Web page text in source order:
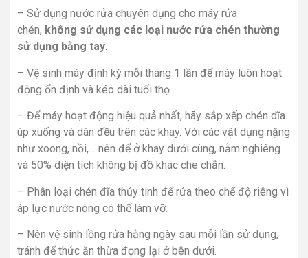
– Sử dụng nước rửa chuyên dụng cho máy rửa
chén, không sử dụng các loại nước rửa chén thường
sử dụng bằng tay.
– Vệ sinh máy định kỳ mỗi tháng 1 lần để máy luôn hoạt
động ổn định và kéo dài tuổi thọ.
– Để máy hoạt động hiệu quả nhất, hãy sắp xếp chén dĩa
úp xuống và dàn đều trên các khay. Với các vật dụng nặng
như xoong, nồi,… nên để ở khay dưới cùng, nằm nghiêng
và 50% diện tích không bị đồ khác che chắn.
– Phân loại chén đĩa thủy tinh để rửa theo chế độ riêng vì
áp lực nước nóng có thể làm vỡ.
– Nên vệ sinh lồng rửa hằng ngày sau mỗi lần sử dụng,
tránh để thức ăn thừa đọng lại ở bên dưới.